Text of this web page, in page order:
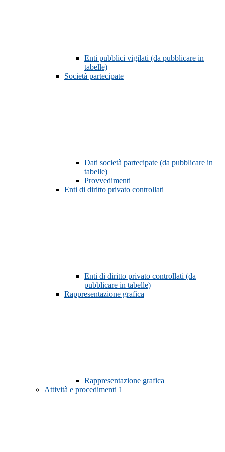
Enti pubblici vigilati (da pubblicare in
tabelle)
Società partecipate
Dati società partecipate (da pubblicare in
tabelle)
Provvedimenti
Enti di diritto privato controllati
Enti di diritto privato controllati (da
pubblicare in tabelle)
Rappresentazione grafica
Rappresentazione grafica
Attività e procedimenti 1